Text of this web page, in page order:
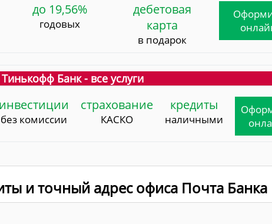
до 19,56%
годовых
дебетовая
карта
в подарок
Тинькофф Банк - все услуги
инвестиции
без комиссии
страхование
КАСКО
кредиты
наличными
и точный адрес офиса Почта Банка